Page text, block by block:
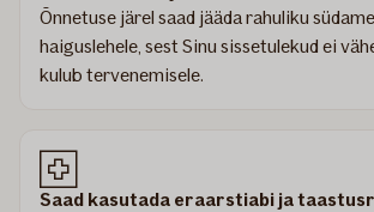
Õnnetuse järel saad jääda rahuliku
haiguslehele, sest Sinu sissetulekud ei
kulub tervenemisele.
Saad kasutada eraarstiabi ja